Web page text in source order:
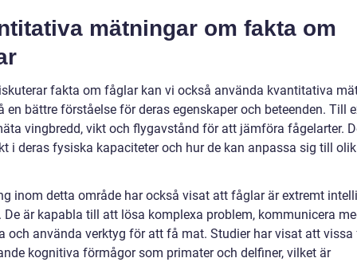
mätningar om fakta om
fakta om fåglar kan vi också använda kvantitativa
en bättre förståelse för deras egenskaper och beteenden. Till
vingbredd, vikt och flygavstånd för att jämföra fågelarter.
i deras fysiska kapaciteter och hur de kan anpassa sig till
inom detta område har också visat att fåglar är extremt
De är kapabla till att lösa komplexa problem, kommunicera
och använda verktyg för att få mat. Studier har visat att
kognitiva förmågor som primater och delfiner, vilket är